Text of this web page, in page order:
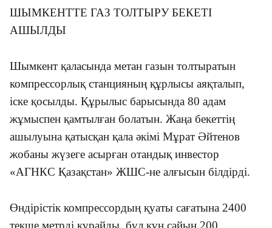
ШЫМКЕНТТЕ ГАЗ ТОЛТЫРУ БЕКЕТІ
АШЫЛДЫ
Шымкент қаласында метан газын толтыратын
компрессорлық станцияның құрлысы аяқталып,
іске қосылды. Құрылыс барысында 80 адам
жұмыспен қамтылған болатын. Жаңа бекеттің
ашылуына қатысқан қала әкімі Мұрат Әйтенов
жобаны жүзеге асырған отандық инвестор
«АГНКС Қазақстан» ЖШС-не алғысын білдірді.
Өндірістік компрессордың қуаты сағатына 2400
текше метрді құрайды, бұл күн сайын 200